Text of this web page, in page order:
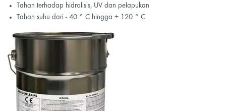
Tahan terhadap hidrolisis, UV dan pelapukan
Tahan suhu dari - 40 ° C hingga + 120 ° C